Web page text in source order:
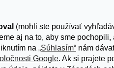
(mohli ste používať
aj na to, aby sme
na „Súhlasím“ nám
Google. Ak si prajete